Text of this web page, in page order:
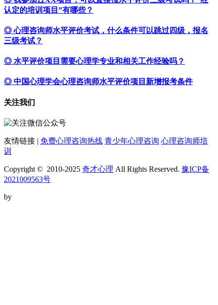
认定的培训项目”有哪些？
◎ 心理咨询师水平评价考试，什么条件可以跳过四级，报名
三级考试？
◎ 水平评价项目需要心理学专业和相关工作经验吗？
◎ 中国心理学会心理咨询师水平评价项目新增报考条件
关注我们
友情链接 | 免费心理咨询热线 青少年心理咨询 心理咨询师培
训
Copyright © 2010-2025 奇才心理 All Rights Reserved. 豫ICP备
2021009563号
by